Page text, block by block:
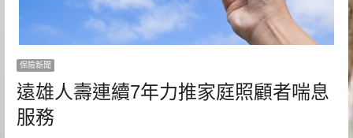
保險新聞
遠雄人壽連續7年力推家庭照顧者喘息
服務